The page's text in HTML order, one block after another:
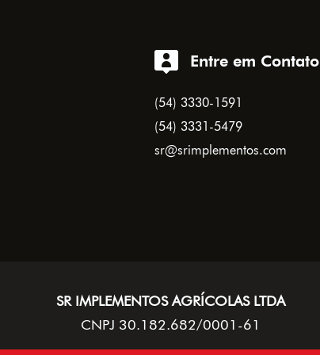
Entre em Contato
(54) 3330-1591
(54) 3331-5479
sr@srimplementos.com
SR IMPLEMENTOS AGRÍCOLAS LTDA
CNPJ 30.182.682/0001-61